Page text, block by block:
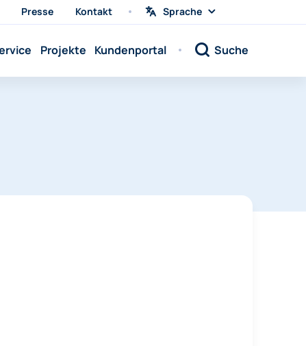
Presse Kontakt
Sprache
Sprache
Sprache:
Projekte Kundenportal Suche